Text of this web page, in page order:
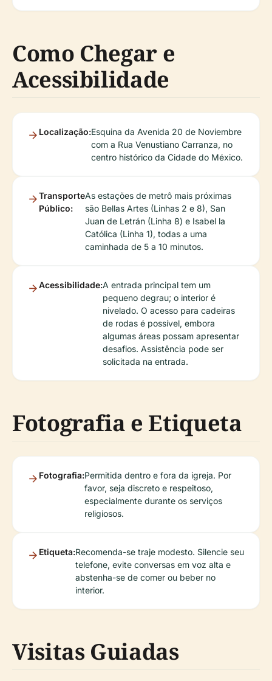
Como Chegar e
Acessibilidade
Localização:Esquina da Avenida 20 de Noviembre
com a Rua Venustiano Carranza, no
centro histórico da Cidade do México.
Transporte
Público:
As estações de metrô mais próximas
são Bellas Artes (Linhas 2 e 8), San
Juan de Letrán (Linha 8) e Isabel la
Católica (Linha 1), todas a uma
caminhada de 5 a 10 minutos.
Acessibilidade:A entrada principal tem um
pequeno degrau; o interior é
nivelado. O acesso para cadeiras
de rodas é possível, embora
algumas áreas possam apresentar
desafios. Assistência pode ser
solicitada na entrada.
Fotografia e Etiqueta
Fotografia:Permitida dentro e fora da igreja. Por
favor, seja discreto e respeitoso,
especialmente durante os serviços
religiosos.
Etiqueta:Recomenda-se traje modesto. Silencie seu
telefone, evite conversas em voz alta e
abstenha-se de comer ou beber no
interior.
Visitas Guiadas